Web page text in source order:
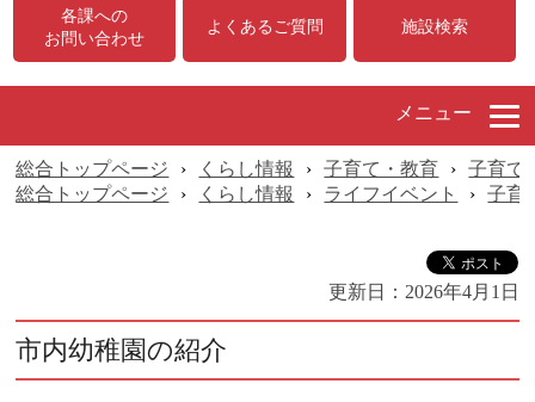
各課への
お問い合わせ
よくあるご質問 施設検索
メニュー
総合トップページ › くらし情報 › 子育て・教育 ›
子育て
総合トップページ
› くらし情報 › ライフイベント › 子育
更新日： 2026年4月1日
市内幼稚園の紹介